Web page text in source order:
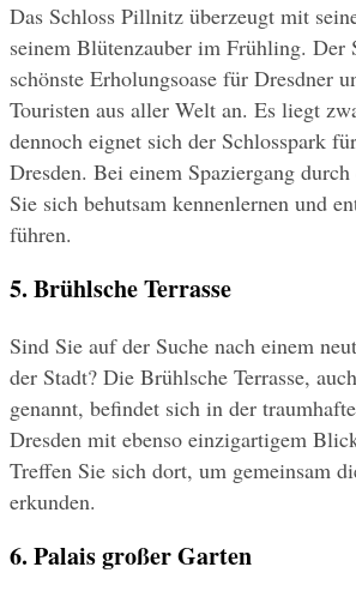
Das Schloss Pillnitz überzeugt mit
seinem Blütenzauber im Frühling. Der
schönste Erholungsoase für Dresdner
Touristen aus aller Welt an. Es liegt
dennoch eignet sich der Schlosspark
Dresden. Bei einem Spaziergang
Sie sich behutsam kennenlernen und
führen.
5. Brühlsche Terrasse
Sind Sie auf der Suche nach einem
der Stadt? Die Brühlsche Terrasse,
genannt, befindet sich in der
Dresden mit ebenso einzigartigem
Treffen Sie sich dort, um gemeinsam
erkunden.
6. Palais großer Garten